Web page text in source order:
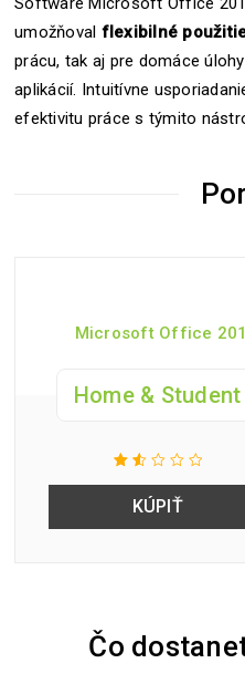
umožňoval flexibilné
prácu, tak aj pre domáce
aplikácií. Intuitívne
efektivitu práce s týmito
Microsoft Office
Home & Student
KÚPIŤ
Čo